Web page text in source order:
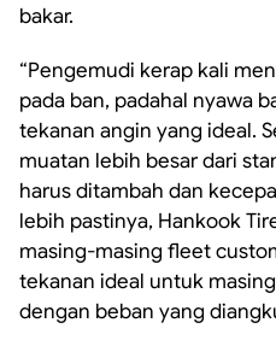
bakar.
“Pengemudi kerap kali
pada ban, padahal nyawa
tekanan angin yang ideal.
muatan lebih besar dari
harus ditambah dan
lebih pastinya, Hankook
masing-masing fleet
tekanan ideal untuk
dengan beban yang